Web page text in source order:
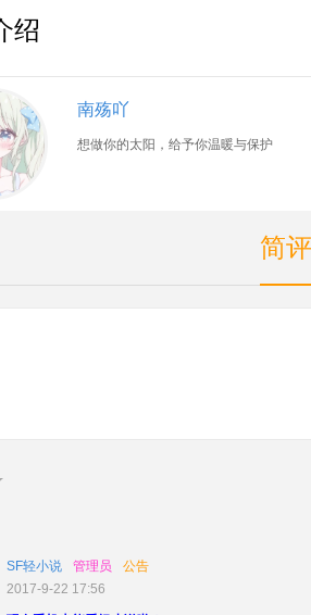
绍
南殇吖
想做你的太阳，给予你温暖与保护
简
SF轻小说 管理员
公告
2017-9-22 17:56